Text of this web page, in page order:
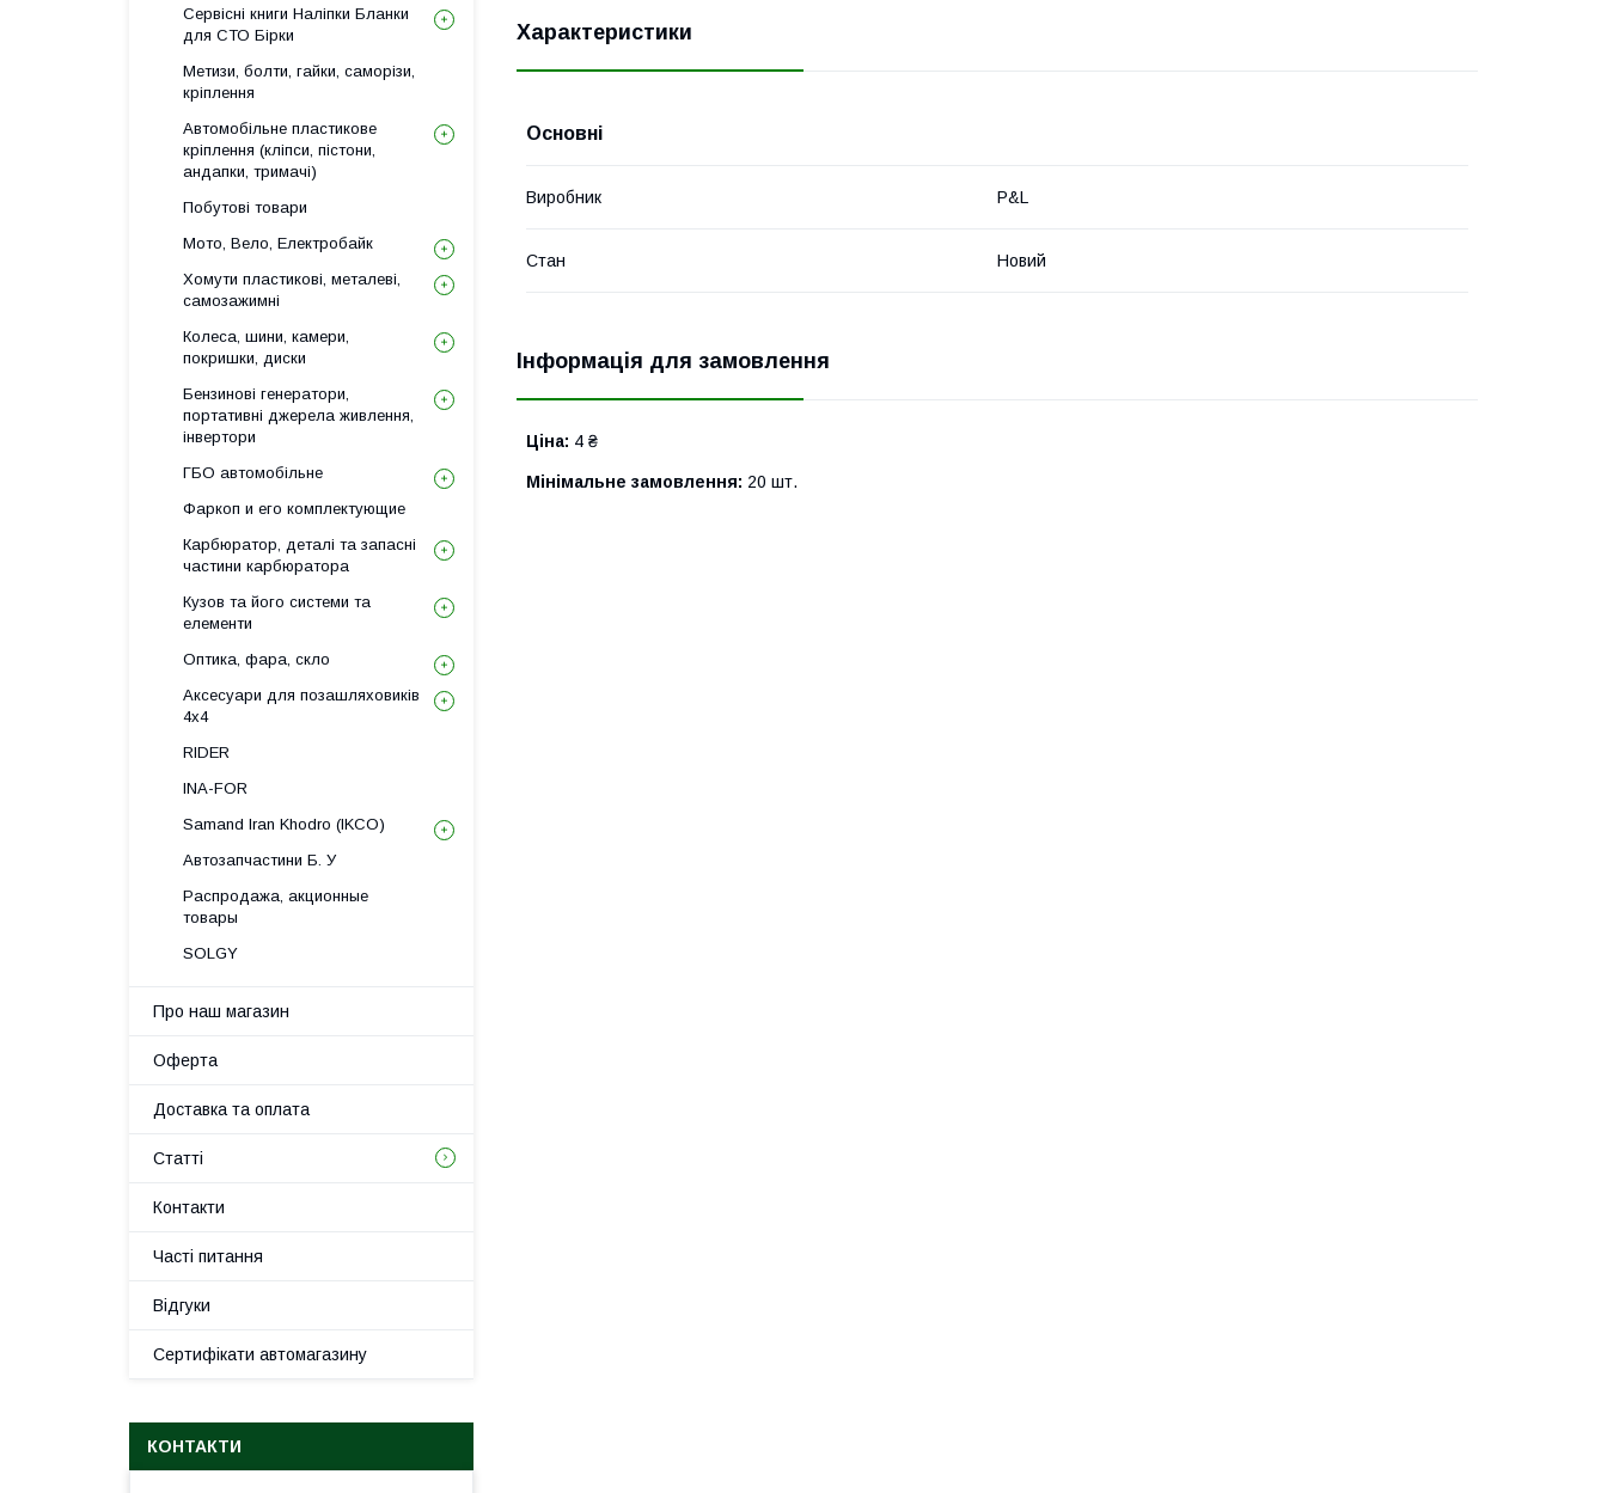
Характеристики
Основні
Виробник P&L
Стан Новий
Інформація для замовлення
Ціна: 4 ₴
Мінімальне замовлення: 20 шт.
Сервісні книги Наліпки Бланки
для СТО Бірки
Метизи, болти, гайки, саморізи,
кріплення
Автомобільне пластикове
кріплення (кліпси, пістони,
андапки, тримачі)
Побутові товари
Мото, Вело, Електробайк
Хомути пластикові, металеві,
самозажимні
Колеса, шини, камери,
покришки, диски
Бензинові генератори,
портативні джерела живлення,
інвертори
ГБО автомобільне
Фаркоп и его комплектующие
Карбюратор, деталі та запасні
частини карбюратора
Кузов та його системи та
елементи
Оптика, фара, скло
Аксесуари для позашляховиків
4х4
RIDER
INA-FOR
Samand Iran Khodro (IKCO)
Автозапчастини Б. У
Распродажа, акционные
товары
SOLGY
Про наш магазин
Оферта
Доставка та оплата
Статті
Контакти
Часті питання
Відгуки
Сертифікати автомагазину
КОНТАКТИ